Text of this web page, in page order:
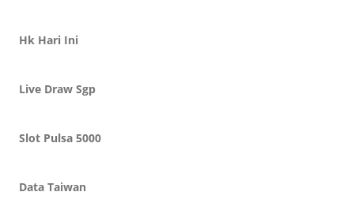
Hk Hari Ini
Live Draw Sgp
Slot Pulsa 5000
Data Taiwan